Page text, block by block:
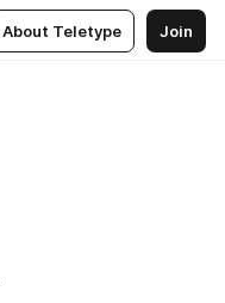
About Teletype Join